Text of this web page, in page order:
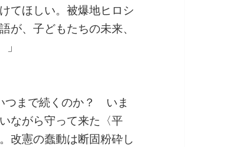
てほしい。被爆地ヒロシ
が、子どもたちの未来、
つまで続くのか？ いま
ながら守って来た〈平
改憲の蠢動は断固粉砕し